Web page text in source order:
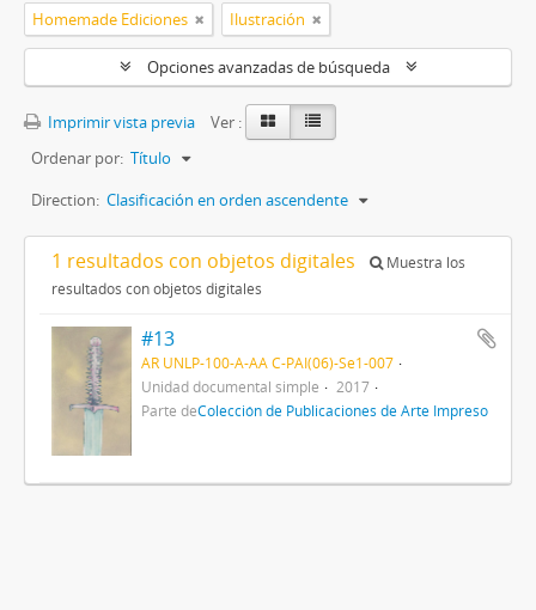
Homemade Ediciones Ilustración
Opciones avanzadas de búsqueda
Imprimir vista previa
Ver :
Ordenar por: Título
Direction: Clasificación en orden ascendente
1 resultados con objetos digitales
Muestra los
resultados con objetos digitales
#13
AR UNLP-100-A-AA C-PAI(06)-Se1-007
Unidad documental simple
2017
Parte deColección de Publicaciones de Arte Impreso